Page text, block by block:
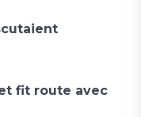
fit route avec